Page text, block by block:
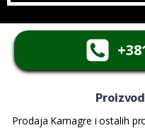
Prodaja Kamagre i ostalih